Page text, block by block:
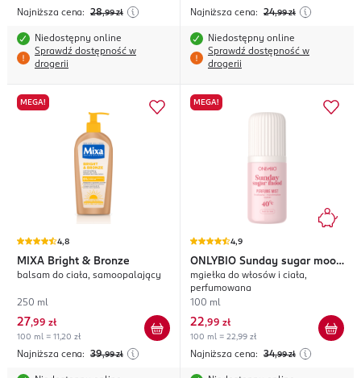
Najniższa cena: 28,99 zł
Niedostępny online
Sprawdź dostępność w
drogerii
Najniższa cena: 24,99 zł
Niedostępny online
Sprawdź dostępność w
drogerii
MEGA!
4,8
MIXA Bright & Bronze
balsam do ciała, samoopalający
250 ml
27,99 zł
100 ml = 11,20 zł
Najniższa cena: 39,99 zł
MEGA!
4,9
ONLYBIO Sunday sugar mood
40°C
mgiełka do włosów i ciała,
perfumowana
100 ml
22,99 zł
100 ml = 22,99 zł
Najniższa cena: 34,99 zł